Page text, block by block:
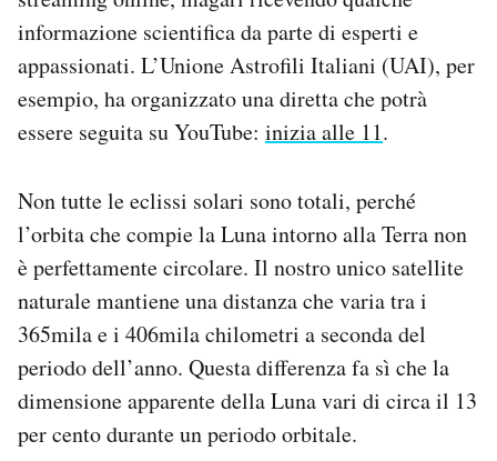
informazione scientifica da parte di esperti e
appassionati. L’Unione Astrofili Italiani (UAI), per
esempio, ha organizzato una diretta che potrà
essere seguita su YouTube: inizia alle 11.
Non tutte le eclissi solari sono totali, perché
l’orbita che compie la Luna intorno alla Terra non
è perfettamente circolare. Il nostro unico satellite
naturale mantiene una distanza che varia tra i
365mila e i 406mila chilometri a seconda del
periodo dell’anno. Questa differenza fa sì che la
dimensione apparente della Luna vari di circa il 13
per cento durante un periodo orbitale.